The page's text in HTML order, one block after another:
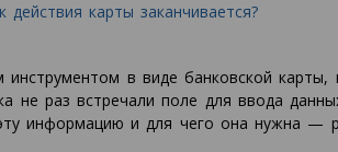
действия карты заканчивается?
инструментом в виде банковской карты,
не раз встречали поле для ввода
информацию и для чего она нужна —